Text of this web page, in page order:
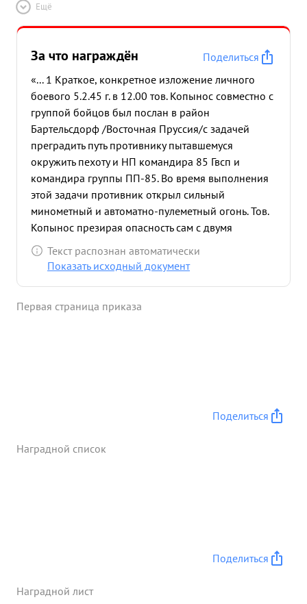
Ещё
За что награждён
Поделиться
«... 1 Краткое, конкретное изложение личного
боевого 5.2.45 г. в 12.00 тов. Копынос совместно с
группой бойцов был послан в район
Бартельсдорф /Восточная Пруссия/с задачей
преградить путь противнику пытавшемуся
окружить пехоту и НП командира 85 Гвсп и
командира группы ПП-85. Во время выполнения
этой задачи противник открыл сильный
минометный и автоматно-пулеметный огонь. Тов.
Копынос презирая опасность сам с двумя
бойцами бросился вперед на выподный рубеж,
откуда открыл автоматный огонь по пулемету
продвигаться всей группе вперед. Когда группа
Текст распознан автоматически
Показать исходный документ
Первая страница приказа
Поделиться
Наградной список
Поделиться
Наградной лист